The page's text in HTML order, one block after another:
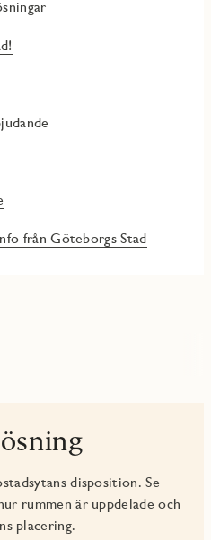
från Göteborgs Stad
disposition. Se
rummen är uppdelade och
placering.